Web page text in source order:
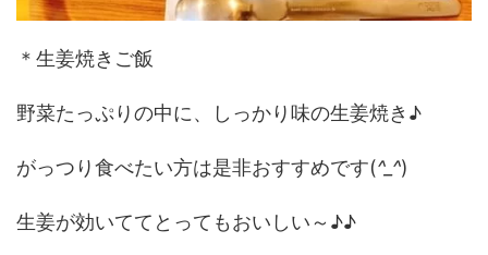
＊生姜焼きご飯
野菜たっぷりの中に、しっかり味の生姜焼き♪
がっつり食べたい方は是非おすすめです(^_^)
生姜が効いててとってもおいしい～♪♪